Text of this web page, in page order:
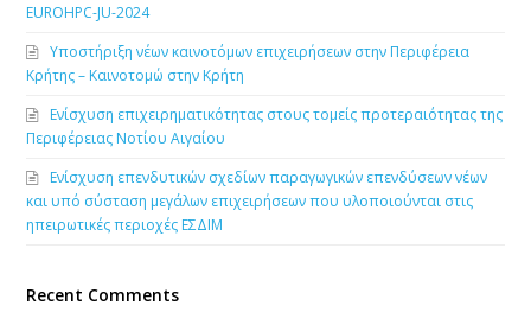
EUROHPC-JU-2024
Υποστήριξη νέων καινοτόμων επιχειρήσεων στην Περιφέρεια
Κρήτης – Καινοτομώ στην Κρήτη
Ενίσχυση επιχειρηματικότητας στους τομείς προτεραιότητας της
Περιφέρειας Νοτίου Αιγαίου
Ενίσχυση επενδυτικών σχεδίων παραγωγικών επενδύσεων νέων
και υπό σύσταση μεγάλων επιχειρήσεων που υλοποιούνται στις
ηπειρωτικές περιοχές ΕΣΔΙΜ
Recent Comments